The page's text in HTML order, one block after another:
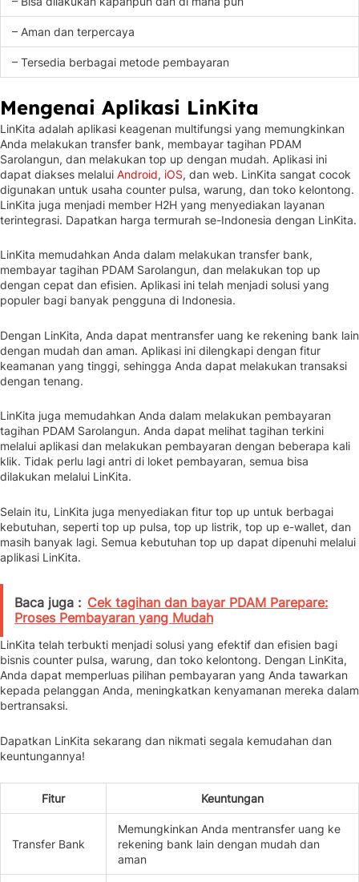
– Aman dan terpercaya
– Tersedia berbagai metode pembayaran
Mengenai Aplikasi LinKita
LinKita adalah aplikasi keagenan multifungsi yang memungkinkan
Anda melakukan transfer bank, membayar tagihan PDAM
Sarolangun, dan melakukan top up dengan mudah. Aplikasi ini
dapat diakses melalui Android, iOS, dan web. LinKita sangat cocok
digunakan untuk usaha counter pulsa, warung, dan toko kelontong.
LinKita juga menjadi member H2H yang menyediakan layanan
terintegrasi. Dapatkan harga termurah se-Indonesia dengan LinKita.
LinKita memudahkan Anda dalam melakukan transfer bank,
membayar tagihan PDAM Sarolangun, dan melakukan top up
dengan cepat dan efisien. Aplikasi ini telah menjadi solusi yang
populer bagi banyak pengguna di Indonesia.
Dengan LinKita, Anda dapat mentransfer uang ke rekening bank lain
dengan mudah dan aman. Aplikasi ini dilengkapi dengan fitur
keamanan yang tinggi, sehingga Anda dapat melakukan transaksi
dengan tenang.
LinKita juga memudahkan Anda dalam melakukan pembayaran
tagihan PDAM Sarolangun. Anda dapat melihat tagihan terkini
melalui aplikasi dan melakukan pembayaran dengan beberapa kali
klik. Tidak perlu lagi antri di loket pembayaran, semua bisa
dilakukan melalui LinKita.
Selain itu, LinKita juga menyediakan fitur top up untuk berbagai
kebutuhan, seperti top up pulsa, top up listrik, top up e-wallet, dan
masih banyak lagi. Semua kebutuhan top up dapat dipenuhi melalui
aplikasi LinKita.
Baca juga : Cek tagihan dan bayar PDAM Parepare:
Proses Pembayaran yang Mudah
LinKita telah terbukti menjadi solusi yang efektif dan efisien bagi
bisnis counter pulsa, warung, dan toko kelontong. Dengan LinKita,
Anda dapat memperluas pilihan pembayaran yang Anda tawarkan
kepada pelanggan Anda, meningkatkan kenyamanan mereka dalam
bertransaksi.
Dapatkan LinKita sekarang dan nikmati segala kemudahan dan
keuntungannya!
Fitur Keuntungan
Transfer Bank
Memungkinkan Anda mentransfer uang ke
rekening bank lain dengan mudah dan
aman